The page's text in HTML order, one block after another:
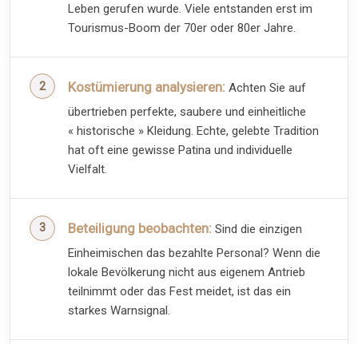
Leben gerufen wurde. Viele entstanden erst im
Tourismus-Boom der 70er oder 80er Jahre.
Kostümierung analysieren: Achten Sie auf
übertrieben perfekte, saubere und einheitliche
« historische » Kleidung. Echte, gelebte Tradition
hat oft eine gewisse Patina und individuelle
Vielfalt.
Beteiligung beobachten: Sind die einzigen
Einheimischen das bezahlte Personal? Wenn die
lokale Bevölkerung nicht aus eigenem Antrieb
teilnimmt oder das Fest meidet, ist das ein
starkes Warnsignal.